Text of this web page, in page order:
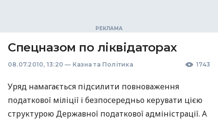
Спецназом по ліквідаторах
08.07.2010, 13:20 — Казна та Політика 1743
Уряд намагається підсилити повноваження
податкової міліції і безпосередньо керувати цією
структурою Державної податкової адміністрації. А